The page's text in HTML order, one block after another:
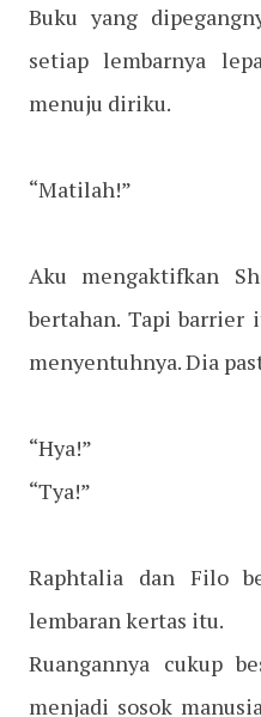
Buku yang
setiap lembarnya
menuju diriku.
“Matilah!”
Aku mengaktifkan
bertahan. Tapi barrier
menyentuhnya. Dia
“Hya!”
“Tya!”
Raphtalia dan Filo
lembaran kertas itu.
Ruangannya cukup
menjadi sosok